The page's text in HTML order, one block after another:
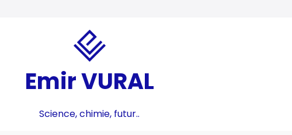
Emir VURAL
Science, chimie, futur..